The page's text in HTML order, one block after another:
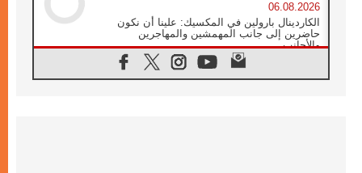
06.08.2026
الكاردينال بارولين في المكسيك: علينا أن نكون
حاضرين إلى جانب المهمشين والمهاجرين
والأجانب
البابا لاوُن الرابع عشر للشباب في أسيزي: